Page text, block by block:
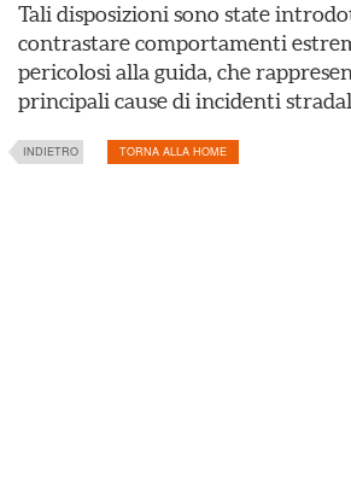
Tali disposizioni sono state
contrastare comportamenti
pericolosi alla guida, che
principali cause di incidenti
INDIETRO TORNA ALLA HOME